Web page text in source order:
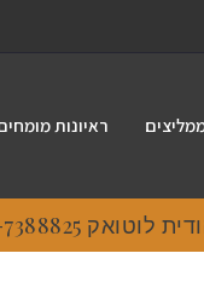
ראיונות
054-7388825.